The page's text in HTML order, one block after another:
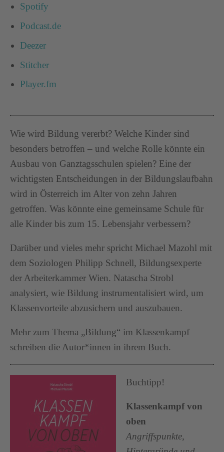
Spotify
Podcast.de
Deezer
Stitcher
Player.fm
Wie wird Bildung vererbt? Welche Kinder sind
besonders betroffen – und welche Rolle könnte ein
Ausbau von Ganztagsschulen spielen? Eine der
wichtigsten Entscheidungen in der Bildungslaufbahn
wird in Österreich im Alter von zehn Jahren
getroffen. Was könnte eine gemeinsame Schule für
alle Kinder bis zum 15. Lebensjahr verbessern?
Darüber und vieles mehr spricht Michael Mazohl mit
dem Soziologen Philipp Schnell, Bildungsexperte
der Arbeiterkammer Wien. Natascha Strobl
analysiert, wie Bildung instrumentalisiert wird, um
Klassenvorteile abzusichern und auszubauen.
Mehr zum Thema „Bildung“ im Klassenkampf
schreiben die Autor*innen in ihrem Buch.
Buchtipp!
Klassenkampf von
oben
Angriffspunkte,